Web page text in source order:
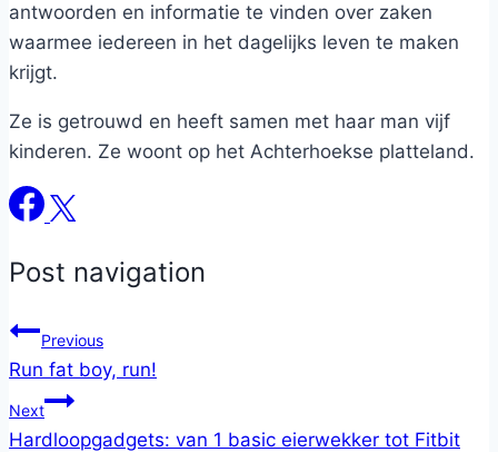
antwoorden en informatie te vinden over zaken
waarmee iedereen in het dagelijks leven te maken
krijgt.
Ze is getrouwd en heeft samen met haar man vijf
kinderen. Ze woont op het Achterhoekse platteland.
Post navigation
Previous
Run fat boy, run!
Next
Hardloopgadgets: van 1 basic eierwekker tot Fitbit